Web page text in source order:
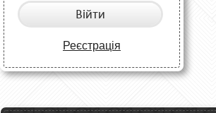
Війти
Реєстрація